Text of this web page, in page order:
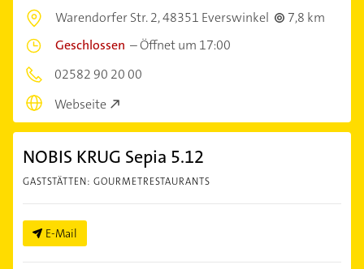
Warendorfer Str. 2,48351 Everswinkel
7,8 km
Geschlossen –Öffnet um 17:00
02582 90 20 00
Webseite
NOBIS KRUG Sepia 5.12
GASTSTÄTTEN: GOURMETRESTAURANTS
E-Mail